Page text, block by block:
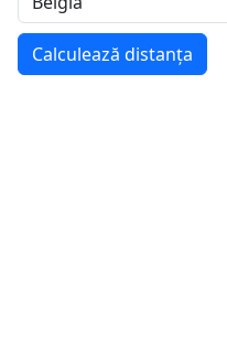
Calculează distanța